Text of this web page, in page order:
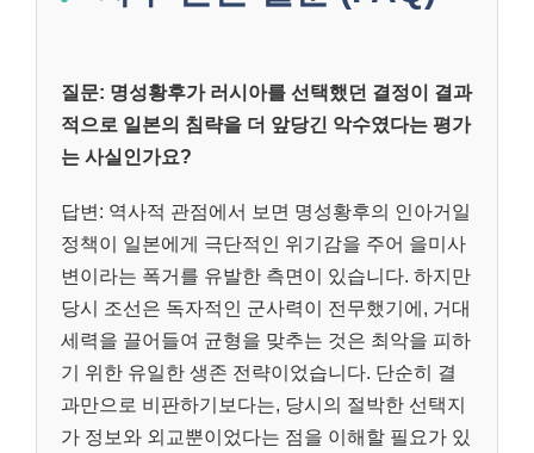
질문: 명성황후가 러시아를 선택했던 결정이 결과
적으로 일본의 침략을 더 앞당긴 악수였다는 평가
는 사실인가요?
답변: 역사적 관점에서 보면 명성황후의 인아거일
정책이 일본에게 극단적인 위기감을 주어 을미사
변이라는 폭거를 유발한 측면이 있습니다. 하지만
당시 조선은 독자적인 군사력이 전무했기에, 거대
세력을 끌어들여 균형을 맞추는 것은 최악을 피하
기 위한 유일한 생존 전략이었습니다. 단순히 결
과만으로 비판하기보다는, 당시의 절박한 선택지
가 정보와 외교뿐이었다는 점을 이해할 필요가 있